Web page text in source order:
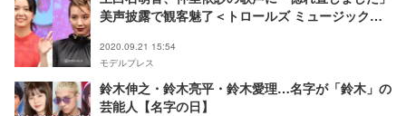
美声披露で観客魅了＜トロールズ ミュージック★
2020.09.21 15:54
モデルプレス
鈴木伸之・鈴木亮平・鈴木愛理…名字が「鈴木」の
芸能人【名字の日】